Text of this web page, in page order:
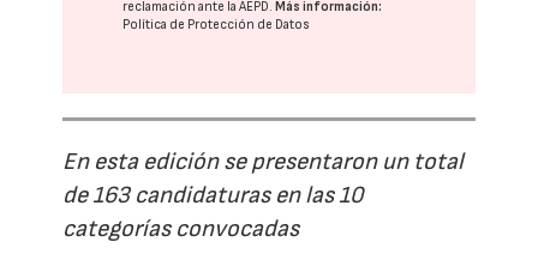
reclamación ante laAEPD. Más información:
Política de Protección de Datos
En esta edición se presentaron un total
de 163 candidaturas en las 10
categorías convocadas